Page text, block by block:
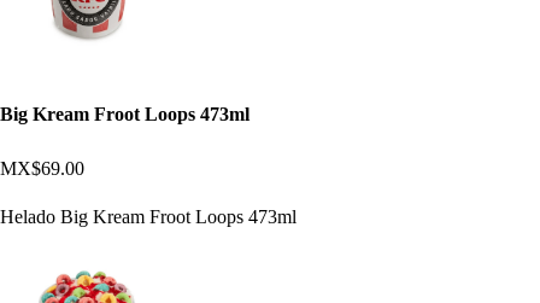
Big Kream Froot Loops 473ml
MX$69.00
Helado Big Kream Froot Loops 473ml